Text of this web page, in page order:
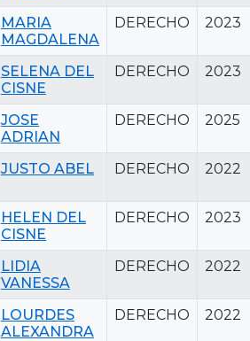
MARIA
MAGDALENA
DERECHO 2023
SELENA DEL
CISNE
DERECHO 2023
JOSE
ADRIAN
DERECHO 2025
JUSTO ABEL DERECHO 2022
HELEN DEL
CISNE
DERECHO 2023
LIDIA
VANESSA
DERECHO 2022
LOURDES
ALEXANDRA
DERECHO 2022